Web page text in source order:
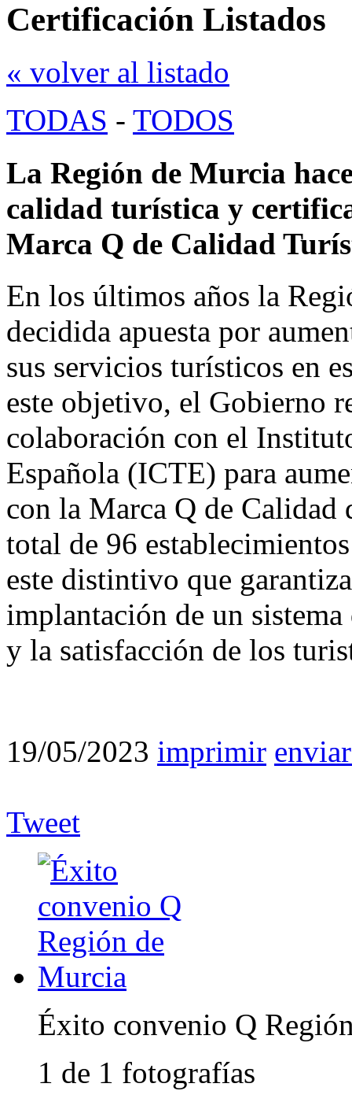
Certificación Listados
« volver al listado
TODAS - TODOS
La Región de Murcia
calidad turística y
Marca Q de Calidad
En los últimos años la
decidida apuesta por
sus servicios turísticos en
este objetivo, el Gobierno
colaboración con el
Española (ICTE) para
con la Marca Q de
total de 96
este distintivo que
implantación de un
y la satisfacción de los
19/05/2023 imprimir
Tweet
Éxito convenio Q
1 de 1 fotografías